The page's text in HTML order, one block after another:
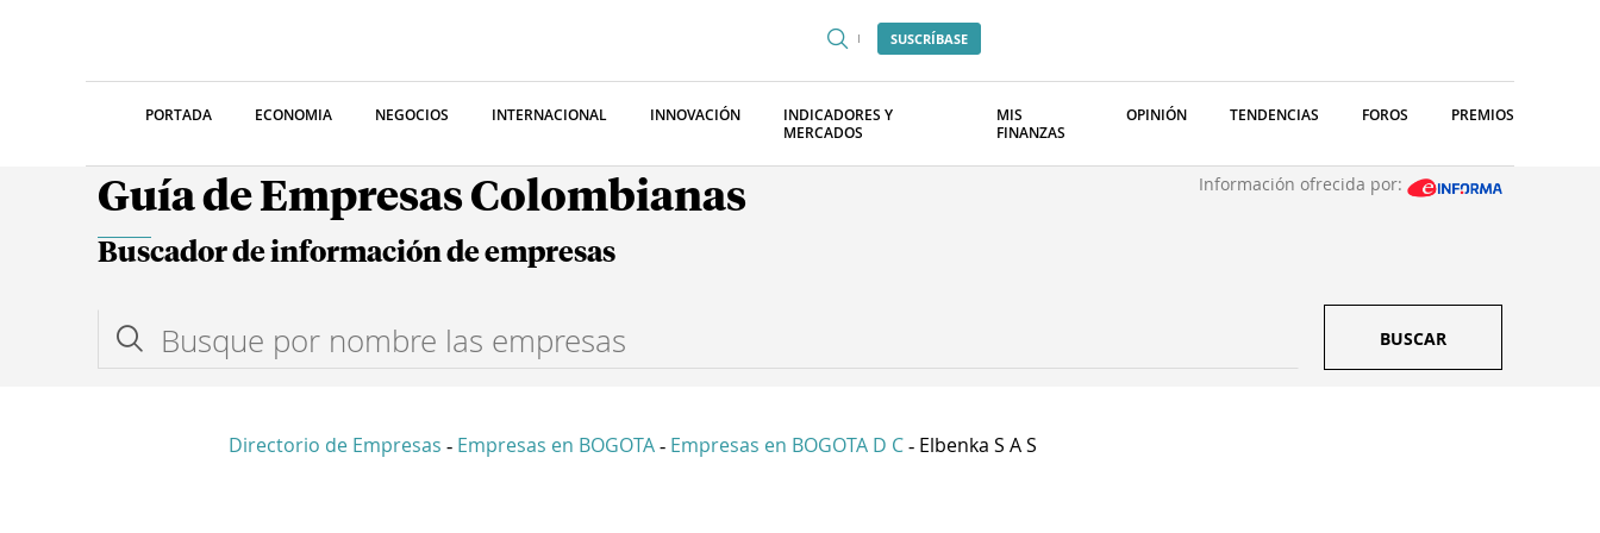
SUSCRÍBASE
PORTADA ECONOMIA NEGOCIOS INTERNACIONAL INNOVACIÓN
INDICADORES Y
MERCADOS
MIS
FINANZAS
OPINIÓN TENDENCIAS FOROS PREMIOS
Guía de Empresas Colombianas Información ofrecida por:
Buscador de información de empresas
BUSCAR
Directorio de Empresas - Empresas en BOGOTA - Empresas en BOGOTA D C - Elbenka S A S